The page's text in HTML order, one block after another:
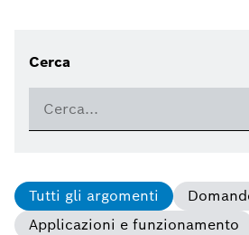
Cerca
Tutti gli argomenti
Applicazioni e funzionamento